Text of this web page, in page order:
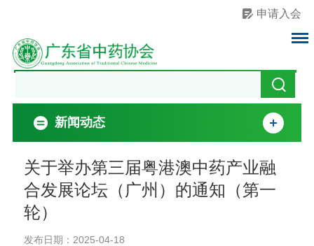
申请入会
新闻动态
关于举办第三届粤港澳中药产业融
合发展论坛（广州）的通知（第一
轮）
发布日期：2025-04-18